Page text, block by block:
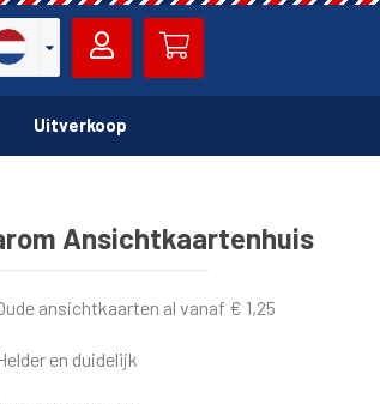
Uitverkoop
Ansichtkaartenhuis
ansichtkaarten al vanaf € 1,25
en duidelijk